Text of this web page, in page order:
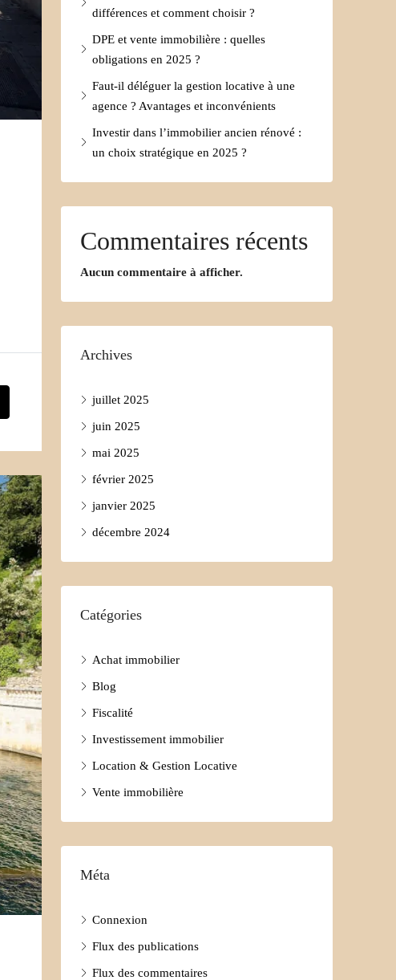
différences et comment choisir ?
DPE et vente immobilière : quelles
obligations en 2025 ?
Faut-il déléguer la gestion locative à une
agence ? Avantages et inconvénients
Investir dans l’immobilier ancien rénové :
un choix stratégique en 2025 ?
Commentaires récents
Aucun commentaire à afficher.
Archives
juillet 2025
juin 2025
mai 2025
février 2025
janvier 2025
décembre 2024
Catégories
Achat immobilier
Blog
Fiscalité
Investissement immobilier
Location & Gestion Locative
Vente immobilière
Méta
Connexion
Flux des publications
Flux des commentaires